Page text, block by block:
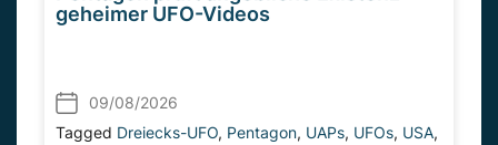
geheimer UFO-Videos
09/08/2026
Tagged Dreiecks-UFO, Pentagon, UAPs, UFOs, USA,